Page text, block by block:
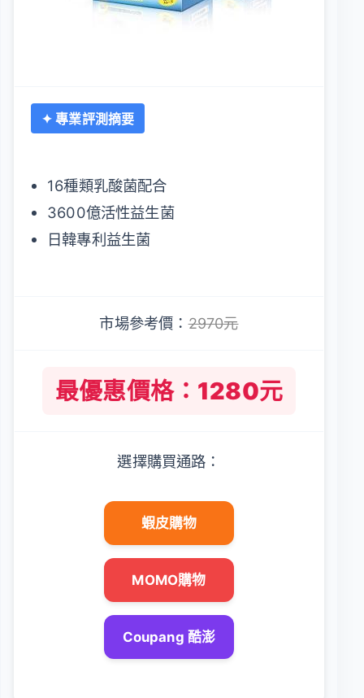
✦ 專業評測摘要
16種類乳酸菌配合
3600億活性益生菌
日韓專利益生菌
市場參考價：2970元
最優惠價格：1280元
選擇購買通路：
蝦皮購物
MOMO購物
Coupang 酷澎